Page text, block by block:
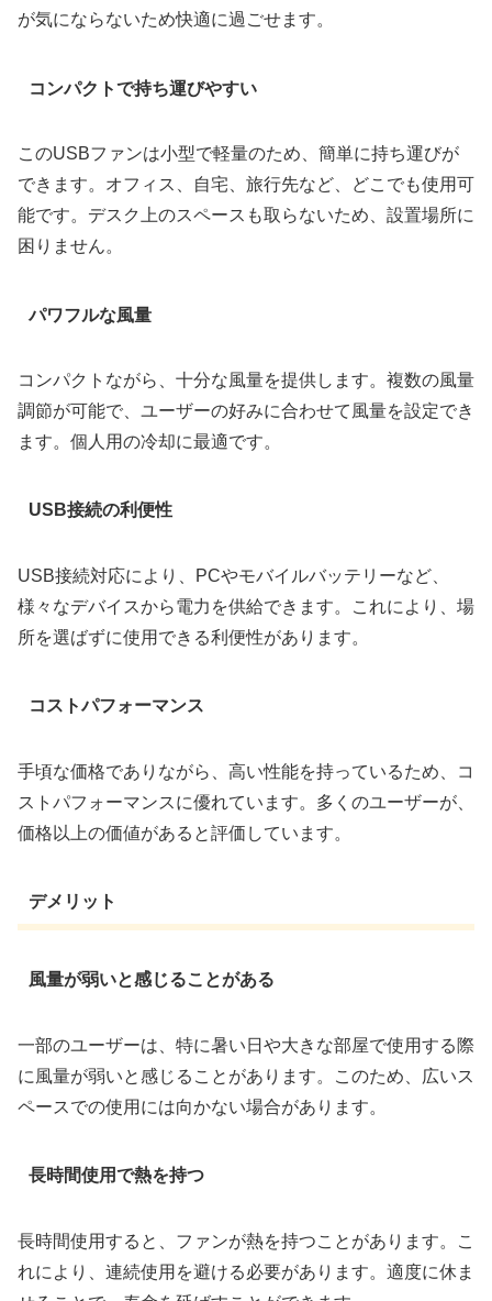
が気にならないため快適に過ごせます。
コンパクトで持ち運びやすい
このUSBファンは小型で軽量のため、簡単に持ち運びが
できます。オフィス、自宅、旅行先など、どこでも使用可
能です。デスク上のスペースも取らないため、設置場所に
困りません。
パワフルな風量
コンパクトながら、十分な風量を提供します。複数の風量
調節が可能で、ユーザーの好みに合わせて風量を設定でき
ます。個人用の冷却に最適です。
USB接続の利便性
USB接続対応により、PCやモバイルバッテリーなど、
様々なデバイスから電力を供給できます。これにより、場
所を選ばずに使用できる利便性があります。
コストパフォーマンス
手頃な価格でありながら、高い性能を持っているため、コ
ストパフォーマンスに優れています。多くのユーザーが、
価格以上の価値があると評価しています。
デメリット
風量が弱いと感じることがある
一部のユーザーは、特に暑い日や大きな部屋で使用する際
に風量が弱いと感じることがあります。このため、広いス
ペースでの使用には向かない場合があります。
長時間使用で熱を持つ
長時間使用すると、ファンが熱を持つことがあります。こ
れにより、連続使用を避ける必要があります。適度に休ま